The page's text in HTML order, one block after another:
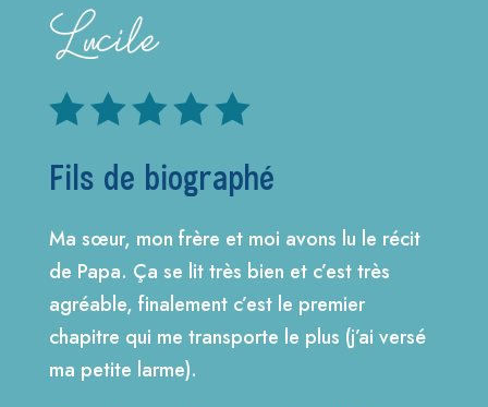
Lucile

Fils de biographé
Ma sœur, mon frère et moi avons lu le récit
de Papa. Ça se lit très bien et c’est très
agréable, finalement c’est le premier
chapitre qui me transporte le plus (j’ai versé
ma petite larme).